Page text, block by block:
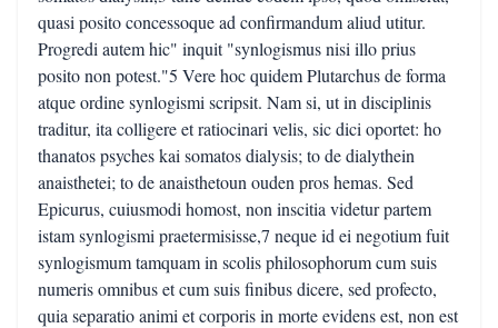
quasi posito concessoque ad confirmandum aliud utitur.
Progredi autem hic" inquit "synlogismus nisi illo prius
posito non potest."5 Vere hoc quidem Plutarchus de forma
atque ordine synlogismi scripsit. Nam si, ut in disciplinis
traditur, ita colligere et ratiocinari velis, sic dici oportet: ho
thanatos psyches kai somatos dialysis; to de dialythein
anaisthetei; to de anaisthetoun ouden pros hemas. Sed
Epicurus, cuiusmodi homost, non inscitia videtur partem
istam synlogismi praetermisisse,7 neque id ei negotium fuit
synlogismum tamquam in scolis philosophorum cum suis
numeris omnibus et cum suis finibus dicere, sed profecto,
quia separatio animi et corporis in morte evidens est, non est